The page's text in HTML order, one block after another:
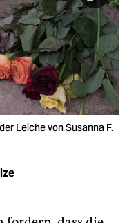
Leiche von Susanna F.